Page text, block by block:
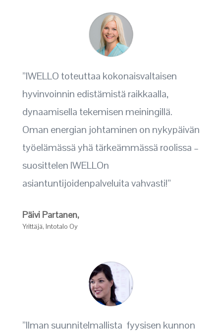
”IWELLO toteuttaa kokonaisvaltaisen
hyvinvoinnin edistämistä raikkaalla,
dynaamisella tekemisen meiningillä.
Oman energian johtaminen on nykypäivän
työelämässä yhä tärkeämmässä roolissa –
suosittelen IWELLOn
asiantuntijoidenpalveluita vahvasti!”
Päivi Partanen,
Yrittäjä, Intotalo Oy
”Ilman suunnitelmallista fyysisen kunnon